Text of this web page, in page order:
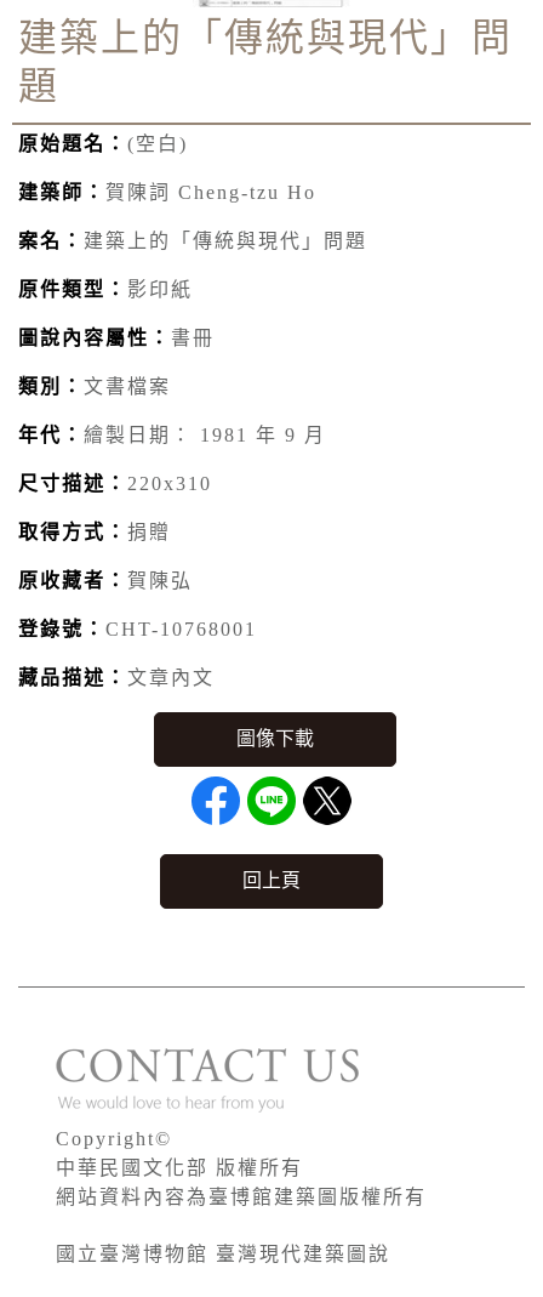
建築上的「傳統與現代」問
題
原始題名： (空白)
建築師： 賀陳詞 Cheng-tzu Ho
案名： 建築上的「傳統與現代」問題
原件類型： 影印紙
圖說內容屬性： 書冊
類別： 文書檔案
年代： 繪製日期： 1981 年 9 月
尺寸描述： 220x310
取得方式： 捐贈
原收藏者： 賀陳弘
登錄號： CHT-10768001
藏品描述： 文章內文
回上頁
Copyright©
中華民國文化部 版權所有
網站資料內容為臺博館建築圖版權所有
國立臺灣博物館 臺灣現代建築圖說